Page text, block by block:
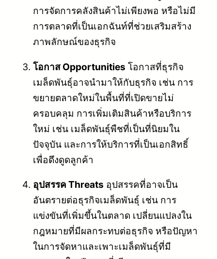
การจัดการคลังสินค้าไม่เพียงพอ หรือไม่มี
การตลาดที่เป็นเอกฉันท์ที่ช่วยเสริมสร้าง
ภาพลักษณ์ของธุรกิจ
โอกาส Opportunities โอกาสที่ธุรกิจ
เมล็ดพันธุ์อาจนำมาให้กับธุรกิจ เช่น การ
ขยายตลาดใหม่ในพื้นที่ที่เปิดขายไม่
ครอบคลุม การเพิ่มเติมสินค้าหรือบริการ
ใหม่ เช่น เมล็ดพันธุ์พืชที่เป็นที่นิยมใน
ปัจจุบัน และการให้บริการที่เป็นเอกสิทธิ์
เพื่อดึงดูดลูกค้า
อุปสรรค Threats อุปสรรคที่อาจเป็น
อันตรายต่อธุรกิจเมล็ดพันธุ์ เช่น การ
แข่งขันที่เพิ่มขึ้นในตลาด เปลี่ยนแปลงใน
กฎหมายที่มีผลกระทบต่อธุรกิจ หรือปัญหา
ในการจัดหาและเพาะเมล็ดพันธุ์ที่มี